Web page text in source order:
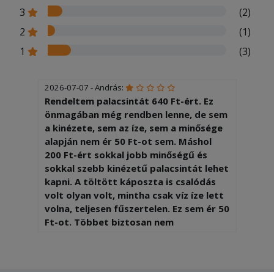
3
(2)
2
(1)
1
(3)
2026-07-07 - András:
Rendeltem palacsintát 640 Ft-ért. Ez
önmagában még rendben lenne, de sem
a kinézete, sem az íze, sem a minősége
alapján nem ér 50 Ft-ot sem. Máshol
200 Ft-ért sokkal jobb minőségű és
sokkal szebb kinézetű palacsintát lehet
kapni. A töltött káposzta is csalódás
volt olyan volt, mintha csak víz íze lett
volna, teljesen fűszertelen. Ez sem ér 50
Ft-ot. Többet biztosan nem